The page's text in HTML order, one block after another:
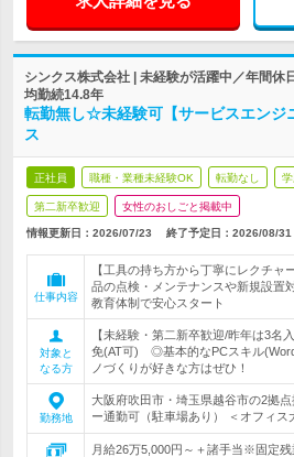
シンクス株式会社 | 未経験が活躍中／年間休
均勤続14.8年
転勤無し☆未経験可【サービスエンジ
ス
正社員 職種・業種未経験OK 転勤なし
第二新卒歓迎 女性のおしごと掲載中
情報更新日：2026/07/23 終了予定日： 2026/08/31
仕事内容
【工具の持ち方から丁寧にレクチ
品の点検・メンテナンスや新規設
教育体制で安心スタート
対象と
なる方
【未経験・第二新卒歓迎/昨年は3
免(AT可) ◎基本的なPCスキル
ノづくりが好きな方はぜひ！
勤務地
大阪府吹田市・埼玉県越谷市の2拠
ー通勤可（駐車場あり） ＜オフィス
月給26万5,000円～＋諸手当※固定